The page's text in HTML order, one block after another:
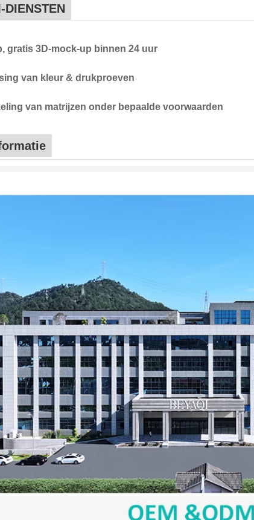
DIENSTEN
gratis 3D-mock-up binnen 24 uur
van kleur & drukproeven
van matrijzen onder bepaalde voorwaarden